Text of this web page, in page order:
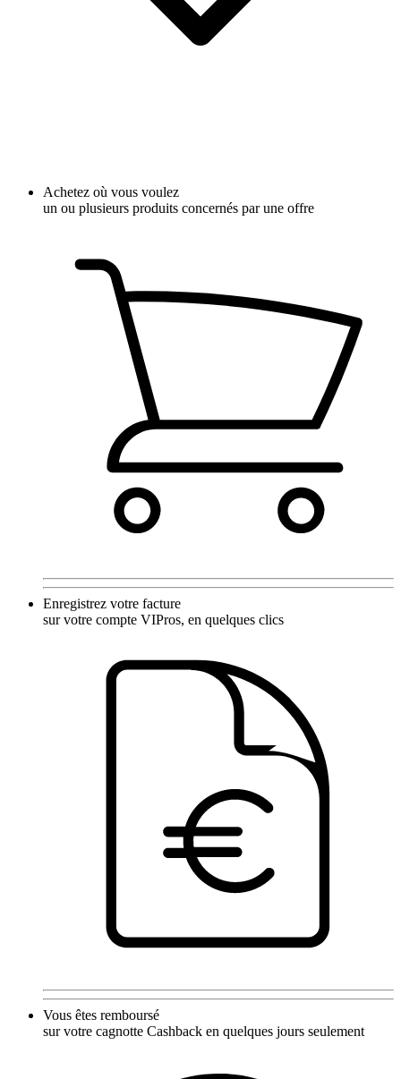
Achetez où vous voulez
un ou plusieurs produits concernés par une offre
Enregistrez votre facture
sur votre compte VIPros, en quelques clics
Vous êtes remboursé
sur votre cagnotte Cashback en quelques jours seulement